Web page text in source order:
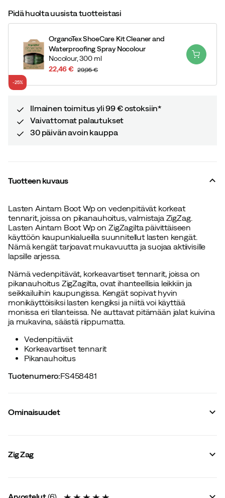
Pidä huolta uusista tuotteistasi
OrganoTex ShoeCare Kit Cleaner and
Waterproofing Spray Nocolour
Nocolour,300 ml
22,46 € 29,95 €
-25%
Ilmainen toimitus yli 99 € ostoksiin*
Vaivattomat palautukset
30 päivän avoin kauppa
Tuotteen kuvaus
Lasten Aintam Boot Wp on vedenpitävät korkeat
tennarit, joissa on pikanauhoitus, valmistaja ZigZag.
Lasten Aintam Boot Wp on ZigZagilta päivittäiseen
käyttöön kaupunkialueilla suunnitellut lasten kengät.
Nämä kengät tarjoavat mukavuutta ja suojaa aktiivisille
lapsille arjessa.
Nämä vedenpitävät, korkeavartiset tennarit, joissa on
pikanauhoitus ZigZagilta, ovat ihanteellisia leikkiin ja
seikkailuihin kaupungissa. Kengät sopivat hyvin
monikäyttöisiksi lasten kengiksi ja niitä voi käyttää
monissa eri tilanteissa. Ne auttavat pitämään jalat kuivina
ja mukavina, säästä riippumatta.
Vedenpitävät
Korkeavartiset tennarit
Pikanauhoitus
Tuotenumero:FS458481
Ominaisuudet
Vuori:Synteettinen
Zig Zag